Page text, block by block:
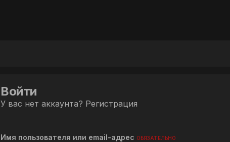
Войти
У вас нет аккаунта? Регистрация
Имя пользователя или email-адрес ОБЯЗАТЕЛЬНО